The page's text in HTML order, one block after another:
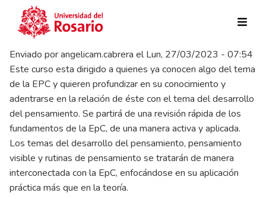
Pasar al contenido principal
Enviado porangelicam.cabrera elLun, 27/03/2023 - 07:54
Este curso esta dirigido a quienes ya conocen algo del tema
de la EPC y quieren profundizar en su conocimiento y
adentrarse en la relación de éste con el tema del desarrollo
del pensamiento. Se partirá de una revisión rápida de los
fundamentos de la EpC, de una manera activa y aplicada.
Los temas del desarrollo del pensamiento, pensamiento
visible y rutinas de pensamiento se tratarán de manera
interconectada con la EpC, enfocándose en su aplicación
práctica más que en la teoría.